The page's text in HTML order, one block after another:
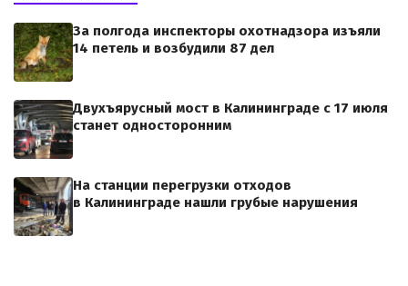
За полгода инспекторы охотнадзора изъяли
14 петель и возбудили 87 дел
Двухъярусный мост в Калининграде с 17 июля
станет односторонним
На станции перегрузки отходов
в Калининграде нашли грубые нарушения